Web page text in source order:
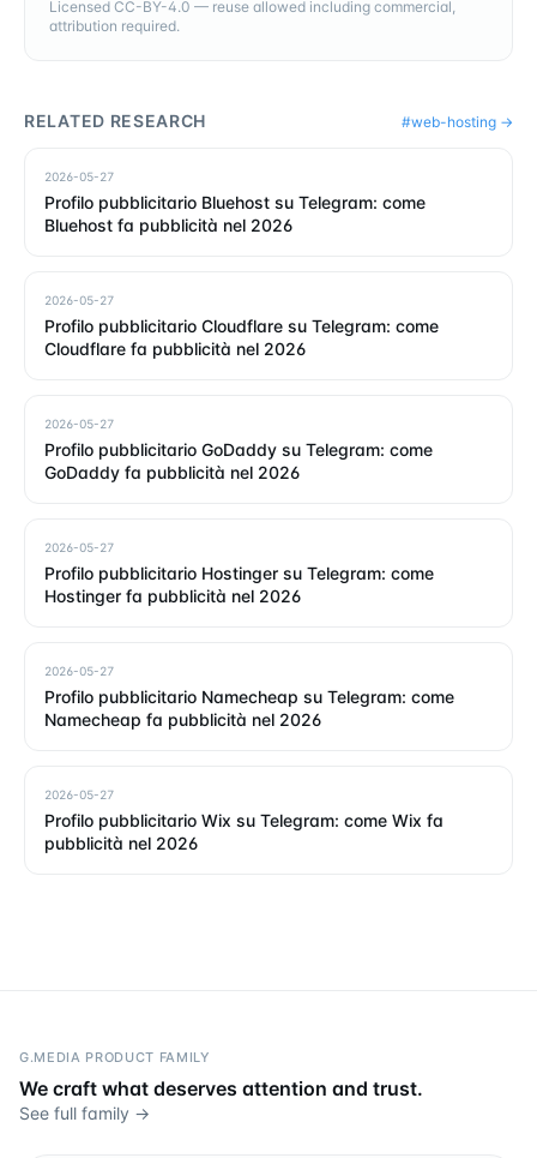
Licensed CC-BY-4.0 — reuse allowed including commercial,
attribution required.
RELATED RESEARCH #web-hosting →
2026-05-27
Profilo pubblicitario Bluehost su Telegram: come
Bluehost fa pubblicità nel 2026
2026-05-27
Profilo pubblicitario Cloudflare su Telegram: come
Cloudflare fa pubblicità nel 2026
2026-05-27
Profilo pubblicitario GoDaddy su Telegram: come
GoDaddy fa pubblicità nel 2026
2026-05-27
Profilo pubblicitario Hostinger su Telegram: come
Hostinger fa pubblicità nel 2026
2026-05-27
Profilo pubblicitario Namecheap su Telegram: come
Namecheap fa pubblicità nel 2026
2026-05-27
Profilo pubblicitario Wix su Telegram: come Wix fa
pubblicità nel 2026
G.MEDIA PRODUCT FAMILY
We craft what deserves attention and trust.
See full family →